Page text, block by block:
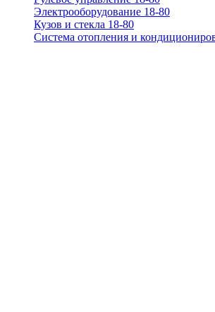
Электрооборудование 18-80
Кузов и стекла 18-80
Система отопления и